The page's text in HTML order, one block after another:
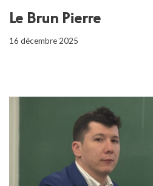
Le Brun Pierre
16 décembre 2025